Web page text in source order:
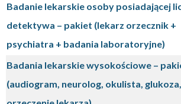
Badanie lekarskie osoby posiadającej
detektywa – pakiet (lekarz orzecznik +
psychiatra + badania laboratoryjne)
Badania lekarskie wysokościowe –
(audiogram, neurolog, okulista, glukoza,